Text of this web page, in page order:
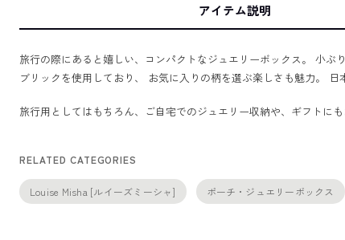
アイテム説明
旅行の際にあると嬉しい、コンパクトなジュエリーボックス。 小ぶ
ブリックを使用しており、 お気に入りの柄を選ぶ楽しさも魅力。
旅行用としてはもちろん、ご自宅でのジュエリー収納や、ギフトに
RELATED CATEGORIES
Louise Misha [ルイーズミーシャ] ポーチ・ジュエリーボックス